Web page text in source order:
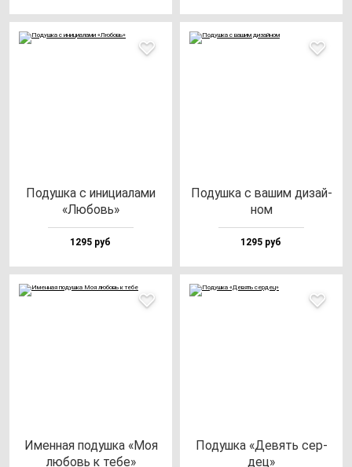
Подуш­ка с ини­ци­ала­ми
«Любовь»
1295 руб
Подуш­ка с ва­шим ди­зай­
ном
1295 руб
Имен­ная по­душ­ка «Моя
лю­бовь к те­бе»
Подуш­ка «Девять cер­
дец»